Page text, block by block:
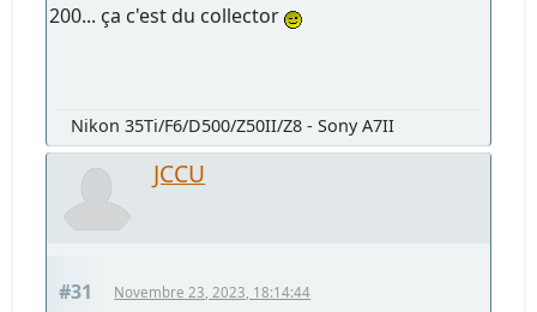
200... ça c'est du collector
Nikon 35Ti/F6/D500/Z50II/Z8 - Sony A7II
JCCU
#31 Novembre 23, 2023, 18:14:44